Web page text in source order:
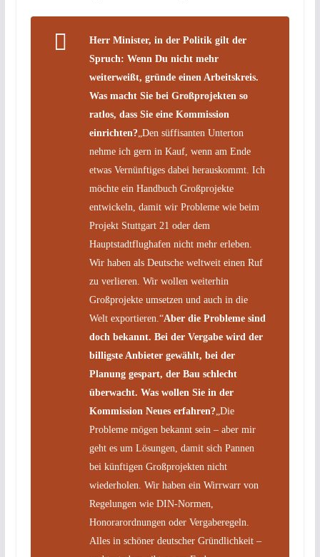
Herr Minister, in der Politik gilt der
Spruch: Wenn Du nicht mehr
weiterweißt, gründe einen Arbeitskreis.
Was macht Sie bei Großprojekten so
ratlos, dass Sie eine Kommission
einrichten?„Den süffisanten Unterton
nehme ich gern in Kauf, wenn am Ende
etwas Vernünftiges dabei herauskommt. Ich
möchte ein Handbuch Großprojekte
entwickeln, damit wir Probleme wie beim
Projekt Stuttgart 21 oder dem
Hauptstadtflughafen nicht mehr erleben.
Wir haben als Deutsche weltweit einen Ruf
zu verlieren. Wir wollen weiterhin
Großprojekte umsetzen und auch in die
Welt exportieren.“Aber die Probleme sind
doch bekannt. Bei der Vergabe wird der
billigste Anbieter gewählt, bei der
Planung gespart, der Bau schlecht
überwacht. Was wollen Sie in der
Kommission Neues erfahren?„Die
Probleme mögen bekannt sein – aber mir
geht es um Lösungen, damit sich Pannen
bei künftigen Großprojekten nicht
wiederholen. Wir haben ein Wirrwarr von
Regelungen wie DIN-Normen,
Honorarordnungen oder Vergaberegeln.
Alles in schöner deutscher Gründlichkeit –